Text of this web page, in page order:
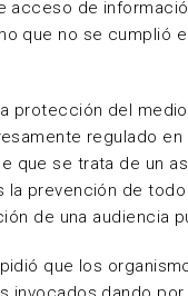
acceso de
que no se cumplió
protección del
regulado
que se trata de un
la prevención de
de una audiencia
que los